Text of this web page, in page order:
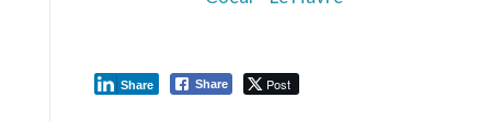
Share Post
Share